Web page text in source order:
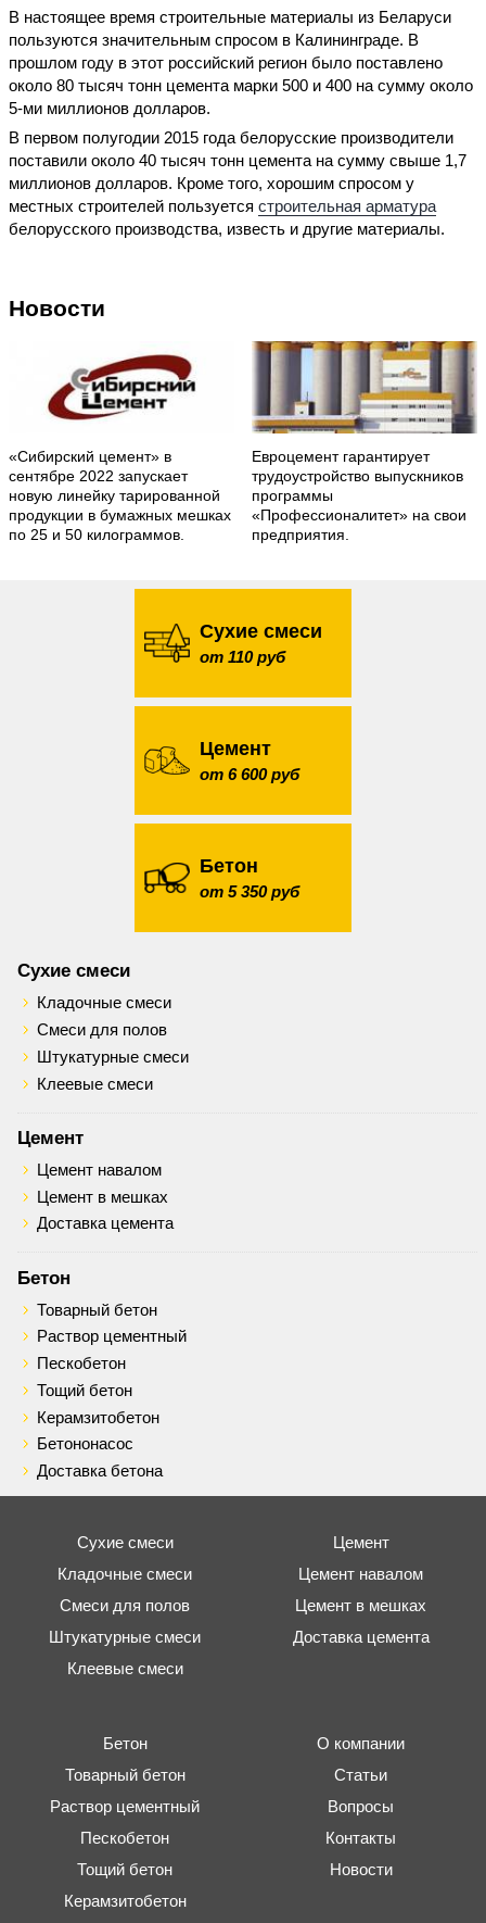
В настоящее время строительные материалы из Беларуси
пользуются значительным спросом в Калининграде. В
прошлом году в этот российский регион было поставлено
около 80 тысяч тонн цемента марки 500 и 400 на сумму около
5-ми миллионов долларов.
В первом полугодии 2015 года белорусские производители
поставили около 40 тысяч тонн цемента на сумму свыше 1,7
миллионов долларов. Кроме того, хорошим спросом у
местных строителей пользуется строительная арматура
белорусского производства, известь и другие материалы.
Новости
«Сибирский цемент» в
сентябре 2022 запускает
новую линейку тарированной
продукции в бумажных мешках
по 25 и 50 килограммов.
Евроцемент гарантирует
трудоустройство выпускников
программы
«Профессионалитет» на свои
предприятия.
Сухие смеси
от 110 руб
Цемент
от 6 600 руб
Бетон
от 5 350 руб
Сухие смеси
Кладочные смеси
Смеси для полов
Штукатурные смеси
Клеевые смеси
Цемент
Цемент навалом
Цемент в мешках
Доставка цемента
Бетон
Товарный бетон
Раствор цементный
Пескобетон
Тощий бетон
Керамзитобетон
Бетононасос
Доставка бетона
Сухие смеси
Кладочные смеси
Смеси для полов
Штукатурные смеси
Клеевые смеси
Цемент
Цемент навалом
Цемент в мешках
Доставка цемента
Бетон
Товарный бетон
Раствор цементный
Пескобетон
Тощий бетон
Керамзитобетон
О компании
Статьи
Вопросы
Контакты
Новости